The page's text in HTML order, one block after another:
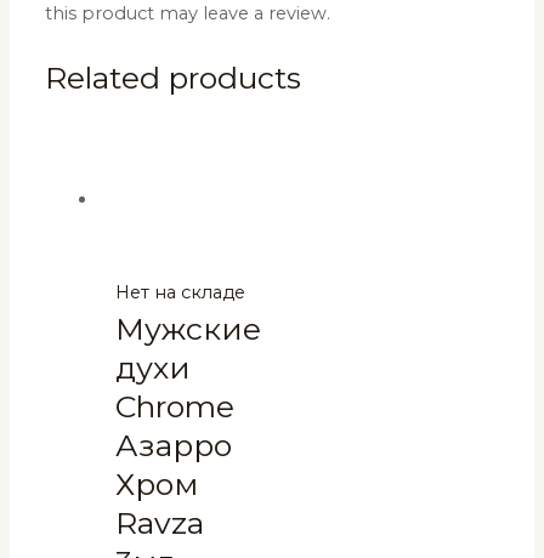
this product may leave a review.
Related products
Нет на складе
Мужские
духи
Chrome
Азарро
Хром
Ravza